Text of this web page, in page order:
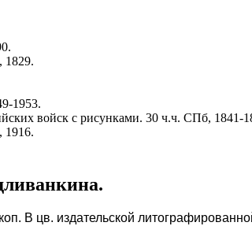
1829.
1953.
войск с рисунками. 30 ч.ч. СПб, 1841-
1916.
В цв. издательской